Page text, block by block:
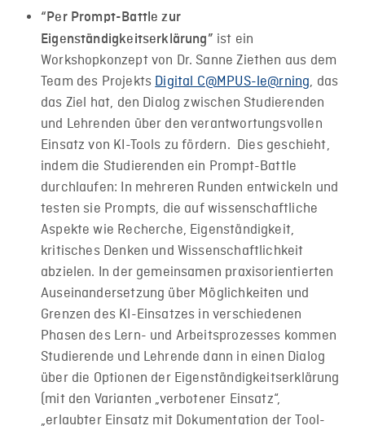
“Per Prompt-Battle zur
Eigenständigkeitserklärung” ist ein
Workshopkonzept von Dr. Sanne Ziethen aus dem
Team des Projekts Digital C@MPUS-le@rning, das
das Ziel hat, den Dialog zwischen Studierenden
und Lehrenden über den verantwortungsvollen
Einsatz von KI-Tools zu fördern. Dies geschieht,
indem die Studierenden ein Prompt-Battle
durchlaufen: In mehreren Runden entwickeln und
testen sie Prompts, die auf wissenschaftliche
Aspekte wie Recherche, Eigenständigkeit,
kritisches Denken und Wissenschaftlichkeit
abzielen. In der gemeinsamen praxisorientierten
Auseinandersetzung über Möglichkeiten und
Grenzen des KI-Einsatzes in verschiedenen
Phasen des Lern- und Arbeitsprozesses kommen
Studierende und Lehrende dann in einen Dialog
über die Optionen der Eigenständigkeitserklärung
(mit den Varianten „verbotener Einsatz“,
„erlaubter Einsatz mit Dokumentation der Tool-